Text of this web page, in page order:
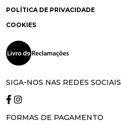
POLÍTICA DE PRIVACIDADE
COOKIES
SIGA-NOS NAS REDES SOCIAIS
FORMAS DE PAGAMENTO